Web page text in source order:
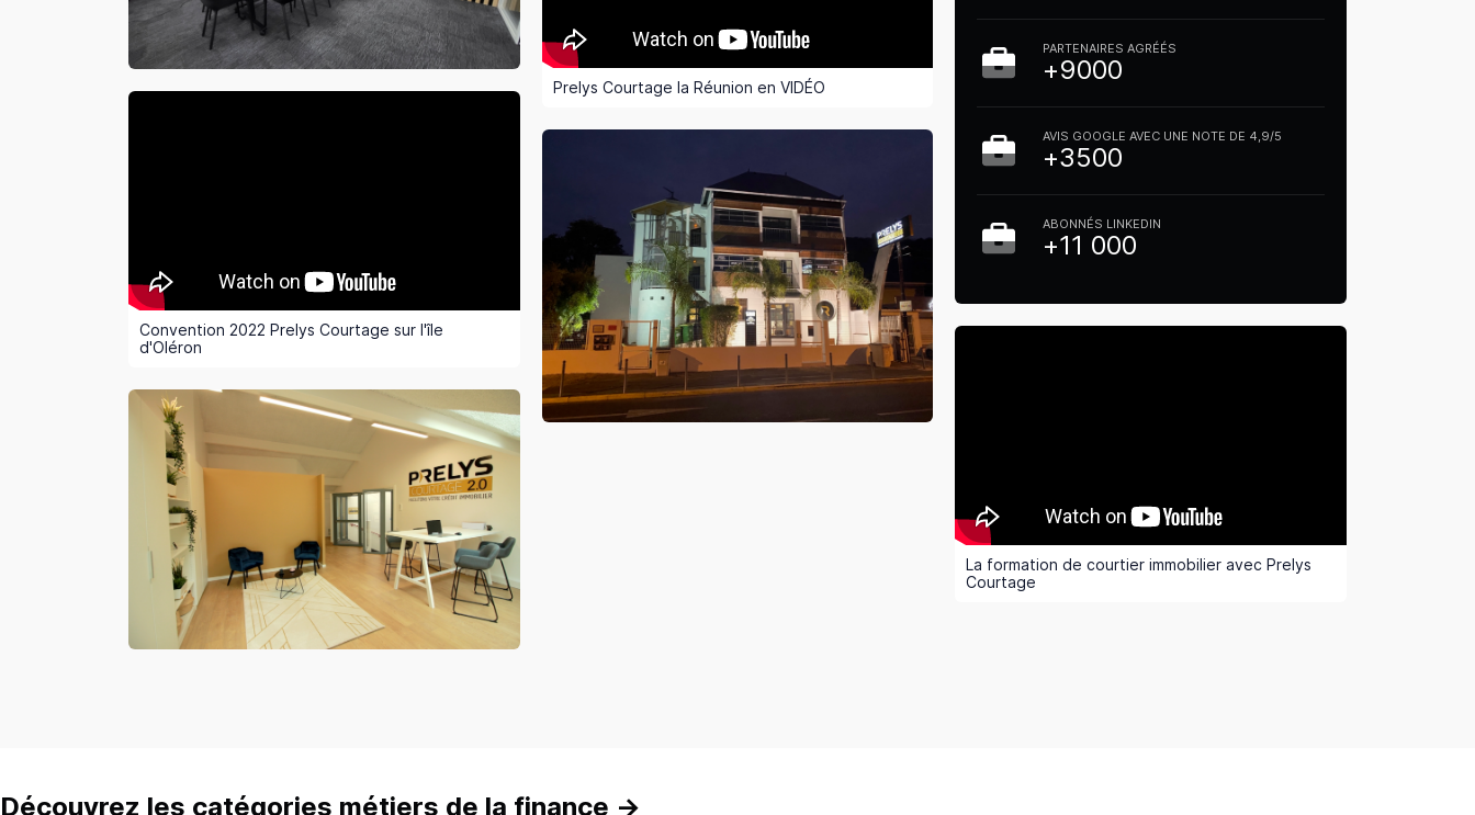
Convention 2022 Prelys Courtage sur l'île
d'Oléron
Prelys Courtage la Réunion en VIDÉO
PARTENAIRES AGRÉÉS
+9000
AVIS GOOGLE AVEC UNE NOTE DE 4,9/5
+3500
ABONNÉS LINKEDIN
+11 000
La formation de courtier immobilier avec Prelys
Courtage
Découvrez les catégories métiers de la finance →